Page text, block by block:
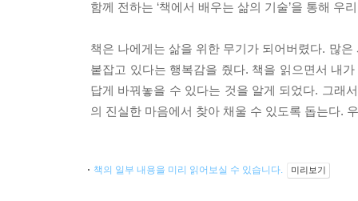
함께 전하는 ‘책에서 배우는 삶의 기술’을 통해 우
책은 나에게는 삶을 위한 무기가 되어버렸다. 많
붙잡고 있다는 행복감을 줬다. 책을 읽으면서 내
답게 바꿔놓을 수 있다는 것을 알게 되었다. 그래
의 진실한 마음에서 찾아 채울 수 있도록 돕는다.
책의 일부 내용을 미리 읽어보실 수 있습니다. 미리보기